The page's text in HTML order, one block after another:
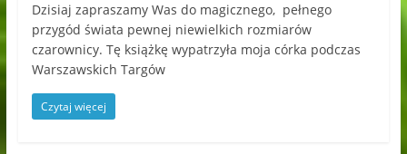
Dzisiaj zapraszamy Was do magicznego, pełnego
przygód świata pewnej niewielkich rozmiarów
czarownicy. Tę książkę wypatrzyła moja córka podczas
Warszawskich Targów
Czytaj więcej